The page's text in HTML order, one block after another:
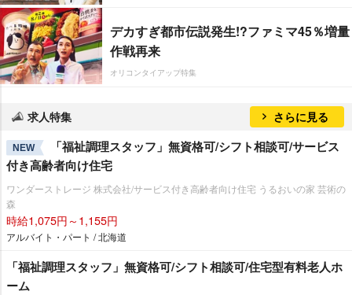
デカすぎ都市伝説発生!?ファミマ45％増量
作戦再来
オリコンタイアップ特集
求人特集 さらに見る
NEW
「福祉調理スタッフ」無資格可/シフト相談可/サービス
付き高齢者向け住宅
ワンダーストレージ 株式会社/サービス付き高齢者向け住宅 うるおいの家 芸術の
森
時給1,075円～1,155円
アルバイト・パート / 北海道
「福祉調理スタッフ」無資格可/シフト相談可/住宅型有料老人ホ
ーム